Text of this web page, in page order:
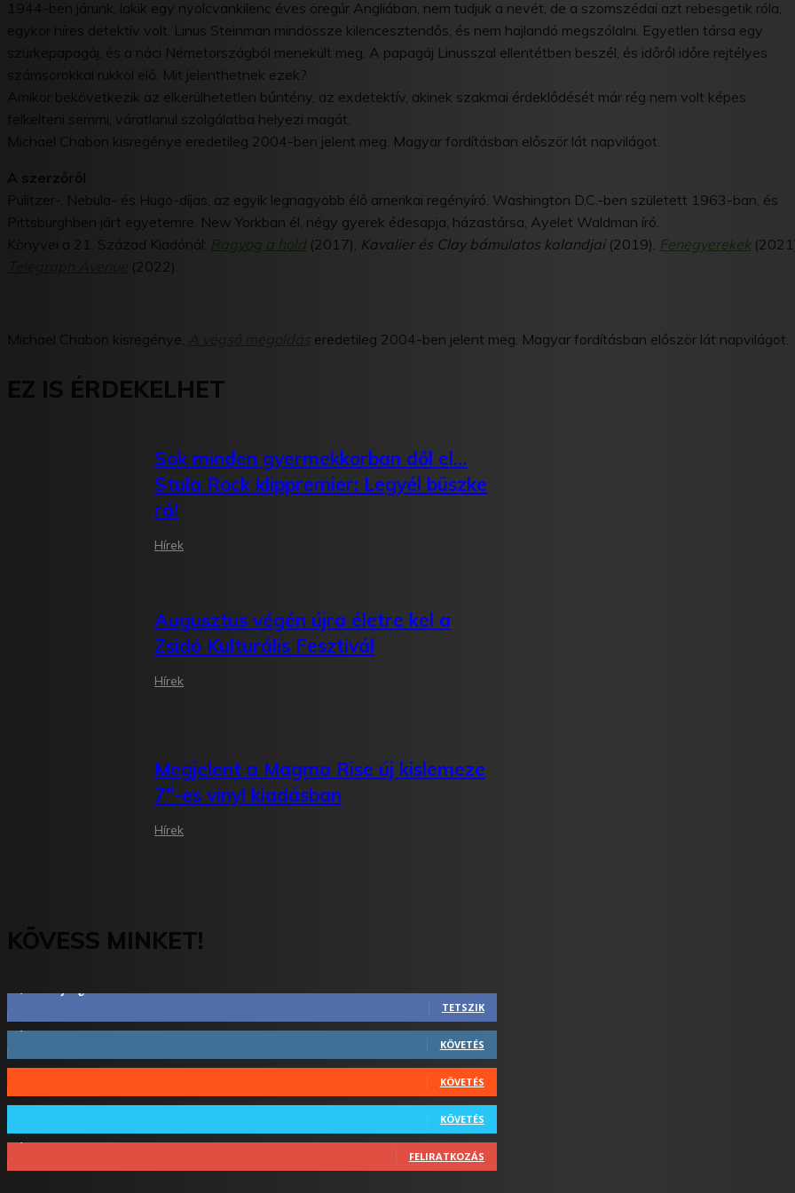
1944-ben járunk, lakik egy nyolcvankilenc éves öregúr Angliában, nem tudjuk a nevét, de a szomszédai azt rebesgetik róla,
egykor híres detektív volt. Linus Steinman mindössze kilencesztendős, és nem hajlandó megszólalni. Egyetlen társa egy
szürkepapagáj, és a náci Németországból menekült meg. A papagáj Linusszal ellentétben beszél, és időről időre rejtélyes
számsorokkal rukkol elő. Mit jelenthetnek ezek?
Amikor bekövetkezik az elkerülhetetlen bűntény, az exdetektív, akinek szakmai érdeklődését már rég nem volt képes
felkelteni semmi, váratlanul szolgálatba helyezi magát.
Michael Chabon kisregénye eredetileg 2004-ben jelent meg. Magyar fordításban először lát napvilágot.
A szerzőről
Pulitzer-, Nebula- és Hugo-díjas, az egyik legnagyobb élő amerikai regényíró. Washington D.C.-ben született 1963-ban, és
Pittsburghben járt egyetemre. New Yorkban él, négy gyerek édesapja, házastársa, Ayelet Waldman író.
Könyvei a 21. Század Kiadónál: Ragyog a hold(2017), Kavalier és Clay bámulatos kalandjai(2019), Fenegyerekek
Telegraph Avenue (2022).
Michael Chabon kisregénye, A végső megoldás eredetileg 2004-ben jelent meg. Magyar fordításban először lát napvilágot.
EZ IS ÉRDEKELHET
Sok minden gyermekkorban dől el…
Stula Rock klippremier: Legyél büszke
rá!
Hírek
Augusztus végén újra életre kel a
Zsidó Kulturális Fesztivál
Hírek
Megjelent a Magma Rise új kislemeze
7″-es vinyl kiadásban
Hírek
KÖVESS MINKET!
TETSZIK
KÖVETÉS
KÖVETÉS
KÖVETÉS
FELIRATKOZÁS